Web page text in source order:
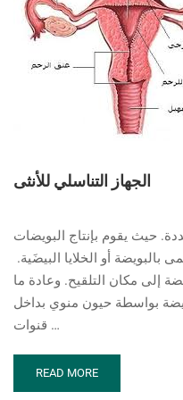
الجهاز التناسلي للأنثى
حيث يقوم بإنتاج البويضات
بالبويضة أو الخلايا البيضَية.
إلى مكان التلقيح. وعادة ما
بواسطة حيون منوي بداخل
قنوات …
READ
MORE
READ MORE